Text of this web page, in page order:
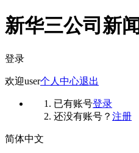
新华三公司新闻
登录
欢迎user个人中心退出
已有账号登录
还没有账号？ 注册
简体中文